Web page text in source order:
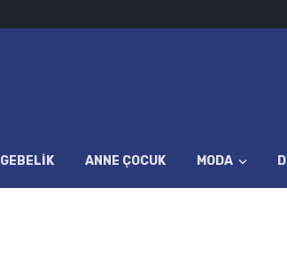
GEBELIK ANNE ÇOCUK MODA